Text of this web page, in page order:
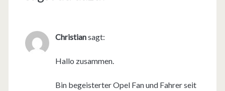
Christiansagt:
Hallo zusammen.
Bin begeisterter Opel Fan und Fahrer seit